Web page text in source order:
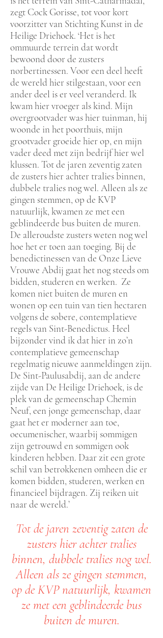
zegt Cock Gorisse, tot voor kort
voorzitter van Stichting Kunst in de
Heilige Driehoek. ‘Het is het
ommuurde terrein dat wordt
bewoond door de zusters
norbertinessen. Voor een deel heeft
de wereld hier stilgestaan, voor een
ander deel is er veel veranderd. Ik
kwam hier vroeger als kind. Mijn
overgrootvader was hier tuinman, hij
woonde in het poorthuis, mijn
grootvader groeide hier op, en mijn
vader deed met zijn bedrijf hier wel
klussen. Tot de jaren zeventig zaten
de zusters hier achter tralies binnen,
dubbele tralies nog wel. Alleen als ze
gingen stemmen, op de KVP
natuurlijk, kwamen ze met een
geblindeerde bus buiten de muren.
De alleroudste zusters weten nog wel
hoe het er toen aan toeging. Bij de
benedictinessen van de Onze Lieve
Vrouwe Abdij gaat het nog steeds om
bidden, studeren en werken. Ze
komen niet buiten de muren en
wonen op een tuin van tien hectaren
volgens de sobere, contemplatieve
regels van Sint-Benedictus. Heel
bijzonder vind ik dat hier in zo’n
contemplatieve gemeenschap
regelmatig nieuwe aanmeldingen zijn.
De Sint-Paulusabdij, aan de andere
zijde van De Heilige Driehoek, is de
plek van de gemeenschap Chemin
Neuf, een jonge gemeenschap, daar
gaat het er moderner aan toe,
oecumenischer, waarbij sommigen
zijn getrouwd en sommigen ook
kinderen hebben. Daar zit een grote
schil van betrokkenen omheen die er
komen bidden, studeren, werken en
financieel bijdragen. Zij reiken uit
naar de wereld.’
Tot de jaren zeventig zaten de
zusters hier achter tralies
binnen, dubbele tralies nog wel.
Alleen als ze gingen stemmen,
op de KVP natuurlijk, kwamen
ze met een geblindeerde bus
buiten de muren.